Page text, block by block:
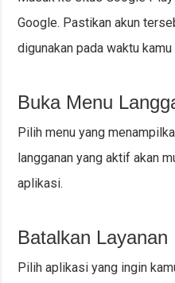
Google. Pastikan akun
digunakan pada waktu kamu
Buka Menu
Pilih menu yang
langganan yang aktif akan
aplikasi.
Batalkan Layanan
Pilih aplikasi yang ingin